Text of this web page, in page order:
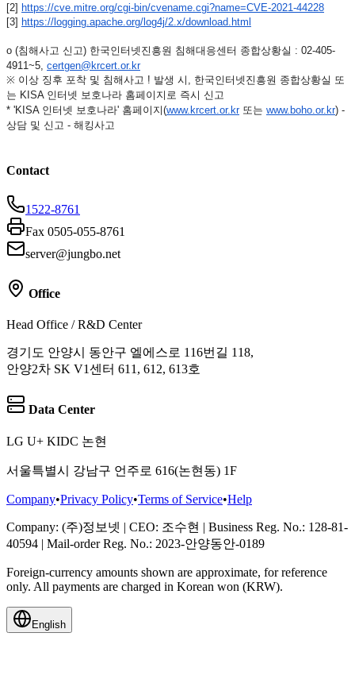
[2] https://cve.mitre.org/cgi-bin/cvename.cgi?name=CVE-2021-44228
[3] https://logging.apache.org/ log4j/2.x/download.html
o (침해사고 신고) 한국인터넷진흥원 침해대응센터 종합상황실 : 02-405-
4911~5, certgen@krcert.or.kr
※ 이상 징후 포착 및 침해사고 ! 발생 시, 한국인터넷진흥원 종합상황실 또
는 KISA 인터넷 보호나라 홈페이지로 즉시 신고
* 'KISA 인터넷 보호나라' 홈페이지(www.krcert.or.kr 또는 www.boho.or.kr) -
상담 및 신고 - 해킹사고
Contact
1522-8761
Fax 0505-055-8761
server@jungbo.net
Office
Head Office / R&D Center
경기도 안양시 동안구 엘에스로 116번길 118,
안양2차 SK V1센터 611, 612, 613호
Data Center
LG U+ KIDC 논현
서울특별시 강남구 언주로 616(논현동) 1F
Company•Privacy Policy•Terms of Service•Help
Company: (주)정보넷 | CEO: 조수현 | Business Reg. No.: 128-81-
40594 | Mail-order Reg. No.: 2023-안양동안-0189
Foreign-currency amounts shown are approximate, for reference
only. All payments are charged in Korean won (KRW).
English